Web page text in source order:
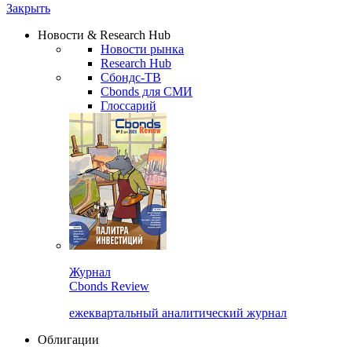
Закрыть
Новости & Research Hub
Новости рынка
Research Hub
Сбондс-ТВ
Cbonds для СМИ
Глоссарий
Журнал
Cbonds Review
ежеквартальный аналитический журнал
Облигации